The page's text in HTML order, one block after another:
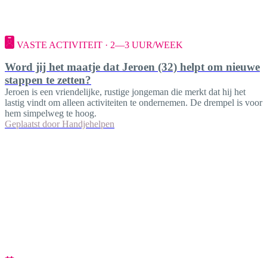
VASTE ACTIVITEIT · 2—3 UUR/WEEK
Word jij het maatje dat Jeroen (32) helpt om nieuwe
stappen te zetten?
Jeroen is een vriendelijke, rustige jongeman die merkt dat hij het
lastig vindt om alleen activiteiten te ondernemen. De drempel is voor
hem simpelweg te hoog.
Geplaatst door Handjehelpen